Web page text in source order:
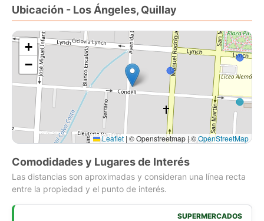
toda la familia.
La casa cuenta con 3 amplios dormitorios y 3 baños
completos, para brindar comodidad y privacidad a todos sus
residentes. Además, cuenta con calefacción a leña, perfecta
para disfrutar de las frías noches de invierno en un ambiente
cálido y acogedor.
No pierdas la oportunidad de tener tu propio espacio en el
campo, rodeado de hermosos paisajes y aire puro.
Contáctanos para más información y para programar una
CARACTERÍSTICAS
CASA 1
Ubicación - Los Ángeles, Quillay
+
−
Leaflet | © Openstreetmap | ©OpenStreetMap
Comodidades y Lugares de Interés
Las distancias son aproximadas y consideran una línea recta
entre la propiedad y el punto de interés.
SUPERMERCADOS